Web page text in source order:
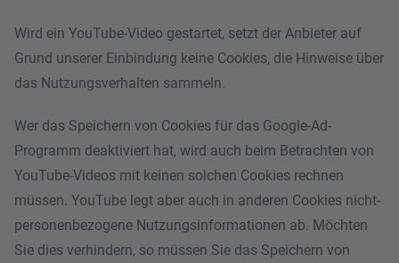
Wird ein YouTube-Video gestartet, setzt der Anbieter auf
Grund unserer Einbindung keine Cookies, die Hinweise über
das Nutzungsverhalten sammeln.
Wer das Speichern von Cookies für das Google-Ad-
Programm deaktiviert hat, wird auch beim Betrachten von
YouTube-Videos mit keinen solchen Cookies rechnen
müssen. YouTube legt aber auch in anderen Cookies nicht-
personenbezogene Nutzungsinformationen ab. Möchten
Sie dies verhindern, so müssen Sie das Speichern von